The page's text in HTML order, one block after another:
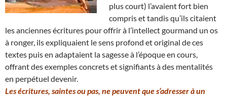
plus court) l’avaient fort bien
compris et tandis qu’ils citaient
les anciennes écritures pour offrir à l’intellect gourmand un os
à ronger, ils expliquaient le sens profond et original de ces
textes puis en adaptaient la sagesse à l’époque en cours,
offrant des exemples concrets et signifiants à des mentalités
en perpétuel devenir.
Les écritures, saintes ou pas, ne peuvent que s’adresser à un